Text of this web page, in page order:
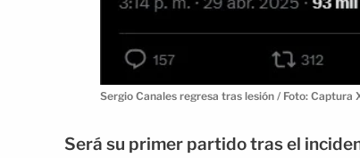
Sergio Canales regresa tras lesión / Foto: Captura
Será su primer partido tras el